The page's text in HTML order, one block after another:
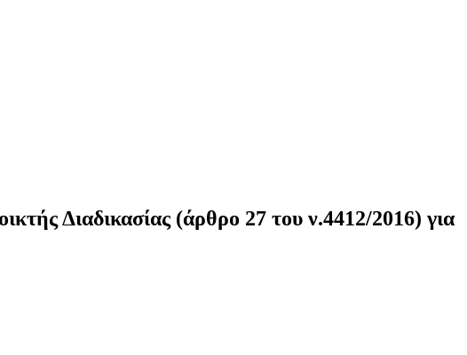
Διαδικασίας (άρθρο 27 του ν.4412/2016) για